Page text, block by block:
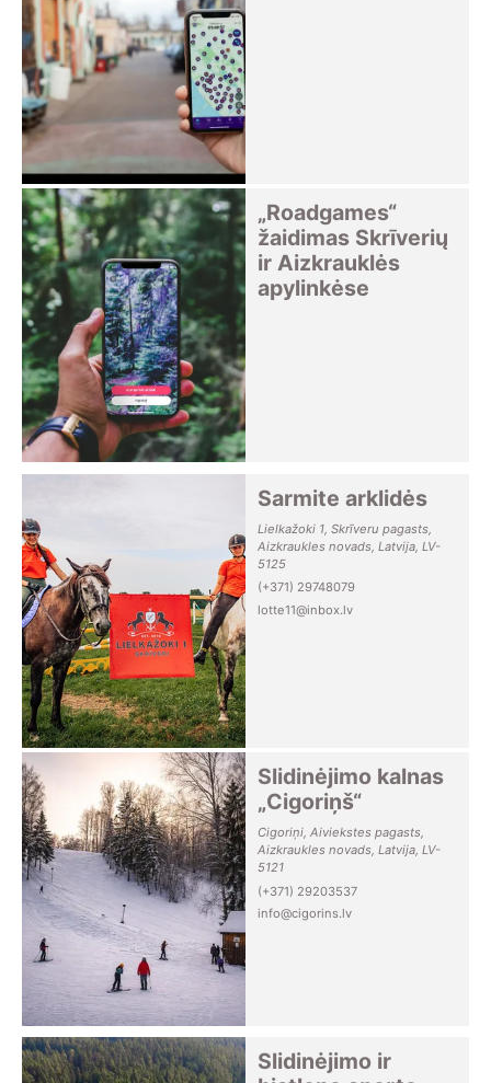
„Roadgames“
žaidimas Skrīverių
ir Aizkrauklės
apylinkėse
Sarmite arklidės
Lielkažoki 1, Skrīveru pagasts,
Aizkraukles novads, Latvija, LV-
5125
(+371) 29748079
lotte11@inbox.lv
Slidinėjimo kalnas
„Cigoriņš“
Cigoriņi, Aiviekstes pagasts,
Aizkraukles novads, Latvija, LV-
5121
(+371) 29203537
info@cigorins.lv
Slidinėjimo ir